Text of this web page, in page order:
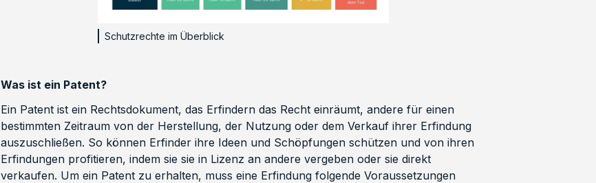
Schutzrechte im Überblick
Was ist ein Patent?
Ein Patent ist ein Rechtsdokument, das Erfindern das Recht einräumt, andere für einen
bestimmten Zeitraum von der Herstellung, der Nutzung oder dem Verkauf ihrer Erfindung
auszuschließen. So können Erfinder ihre Ideen und Schöpfungen schützen und von ihren
Erfindungen profitieren, indem sie sie in Lizenz an andere vergeben oder sie direkt
verkaufen. Um ein Patent zu erhalten, muss eine Erfindung folgende Voraussetzungen